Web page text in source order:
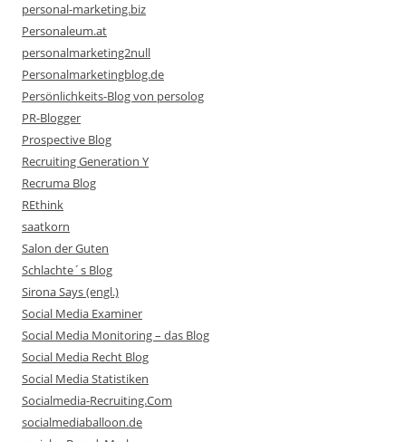
personal-marketing.biz
Personaleum.at
personalmarketing2null
Personalmarketingblog.de
Persönlichkeits-Blog von persolog
PR-Blogger
Prospective Blog
Recruiting Generation Y
Recruma Blog
REthink
saatkorn
Salon der Guten
Schlachte´s Blog
Sirona Says (engl.)
Social Media Examiner
Social Media Monitoring – das Blog
Social Media Recht Blog
Social Media Statistiken
Socialmedia-Recruiting.Com
socialmediaballoon.de